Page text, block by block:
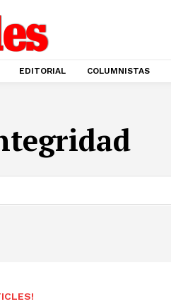
EDITORIAL COLUMNISTAS